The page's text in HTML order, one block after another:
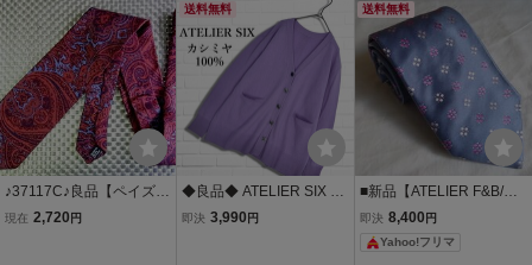
ザーフレアロングシーム
ポケット(sk2-2606-328)
【80G62】
プル /TK ■GY62 メンズ
返り3B ホップサック カシ
ミヤシルクリネン 絹麻 メ
ンズピンク46
♪37117C♪良品【ペイズリ
ー 柄】アトリエエフ＆ビ
現在 2,720 円
送料無料
◆良品◆ ATELIER SIX ア
トリエシックス カシミヤ
即決 3,990 円
送料無料
■新品【ATELIER F&B/ア
トリエF&B(仏)】極上タイ
フランス製 小紋柄 シルク
ライトブルー
即決 8,400 円
Yahoo!フリマ